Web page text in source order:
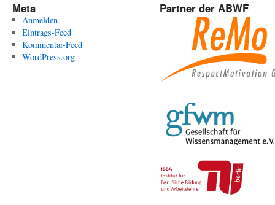
Meta
Anmelden
Eintrags-Feed
Kommentar-Feed
WordPress.org
Partner der ABWF